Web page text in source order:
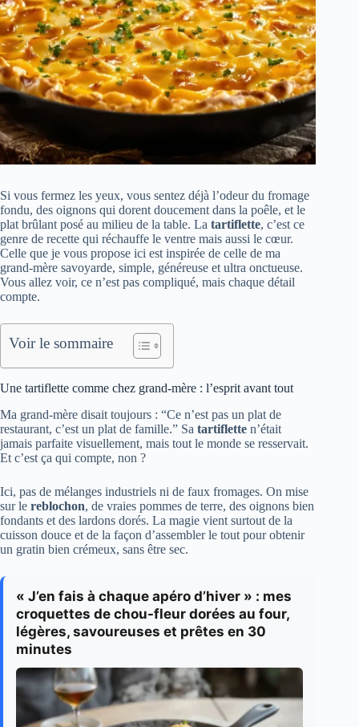
Si vous fermez les yeux, vous sentez déjà l’odeur du fromage
fondu, des oignons qui dorent doucement dans la poêle, et le
plat brûlant posé au milieu de la table. La tartiflette, c’est ce
genre de recette qui réchauffe le ventre mais aussi le cœur.
Celle que je vous propose ici est inspirée de celle de ma
grand-mère savoyarde, simple, généreuse et ultra onctueuse.
Vous allez voir, ce n’est pas compliqué, mais chaque détail
compte.
Voir le sommaire
Une tartiflette comme chez grand-mère : l’esprit avant tout
Ma grand-mère disait toujours : “Ce n’est pas un plat de
restaurant, c’est un plat de famille.” Sa tartiflette n’était
jamais parfaite visuellement, mais tout le monde se resservait.
Et c’est ça qui compte, non ?
Ici, pas de mélanges industriels ni de faux fromages. On mise
sur le reblochon, de vraies pommes de terre, des oignons bien
fondants et des lardons dorés. La magie vient surtout de la
cuisson douce et de la façon d’assembler le tout pour obtenir
un gratin bien crémeux, sans être sec.
« J’en fais à chaque apéro d’hiver » : mes
croquettes de chou-fleur dorées au four,
légères, savoureuses et prêtes en 30
minutes